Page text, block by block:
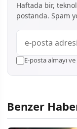
Haftada bir,
postanda. Spam
E-posta almayı ve
Benzer